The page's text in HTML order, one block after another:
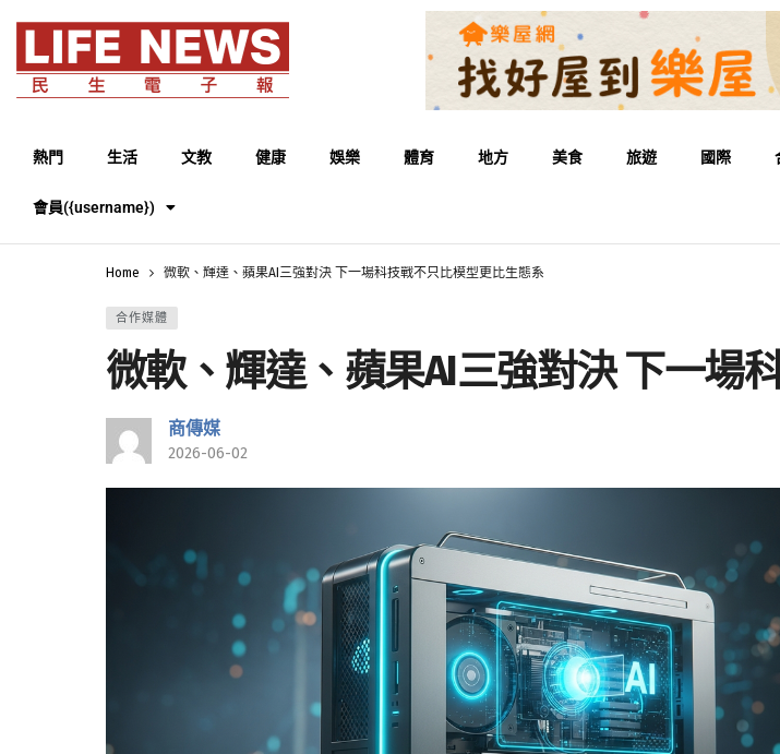
熱門 生活 文教 健康 娛樂 體育 地方 美食 旅遊 國際
會員({username})
Home 微軟、輝達、蘋果AI三強對決 下一場科技戰不只比模型更比生態系
合作媒體
微軟、輝達、蘋果AI三強對決 下一場
商傳媒
2026-06-02